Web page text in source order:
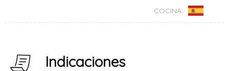
COCINA:
Indicaciones